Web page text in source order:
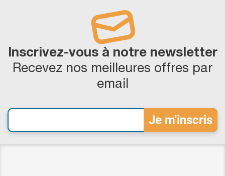
Inscrivez-vous à notre newsletter
Recevez nos meilleures offres par
email